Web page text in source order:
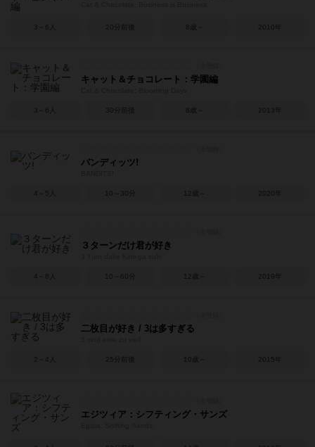
3～6人 20分前後 8歳～ 2010年
キャット＆チョコレート：学園編
3～6人 30分前後 8歳～ 2013年
バンディッツ!
4～5人 10～30分 12歳～ 2020年
３ターンだけ君が好き
4～8人 10～60分 12歳～ 2019年
二枚目が好き / 3は多すぎる
2～4人 25分前後 10歳～ 2015年
エジツィア：シフティング・サンズ